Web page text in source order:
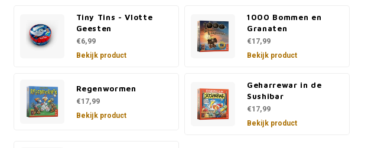
Tiny Tins - Vlotte
Geesten
€6,99
Bekijk product
1000 Bommen en
Granaten
€17,99
Bekijk product
Regenwormen
€17,99
Bekijk product
Geharrewar in de
Sushibar
€17,99
Bekijk product